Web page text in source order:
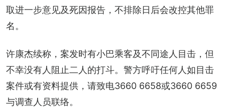
取进一步意见及死因报告，不排除日后会改控其他罪
名。
许康杰续称，案发时有小巴乘客及不同途人目击，但
不幸没有人阻止二人的打斗。警方呼吁任何人如目击
案件或有资料提供，请致电3660 6658或3660 6659
与调查人员联络。